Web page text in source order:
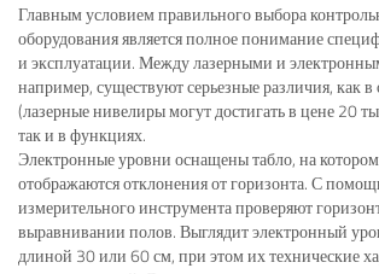
Главным условием правильного выбора
оборудования является полное понимание
и эксплуатации. Между лазерными и
например, существуют серьезные различия, как в
(лазерные нивелиры могут достигать в цене 20
так и в функциях.
Электронные уровни оснащены табло, на
отображаются отклонения от горизонта. С
измерительного инструмента проверяют
выравнивании полов. Выглядит электронный
длиной 30 или 60 см, при этом их технические